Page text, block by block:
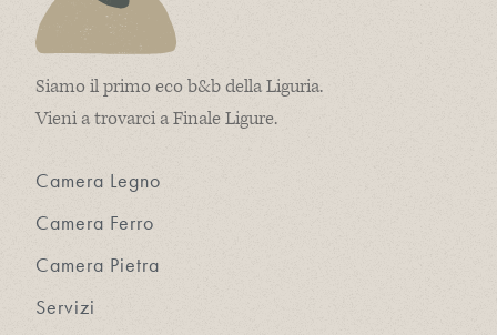
Siamo il primo eco b&b della Liguria.
Vieni a trovarci a Finale Ligure.
Camera Legno
Camera Ferro
Camera Pietra
Servizi